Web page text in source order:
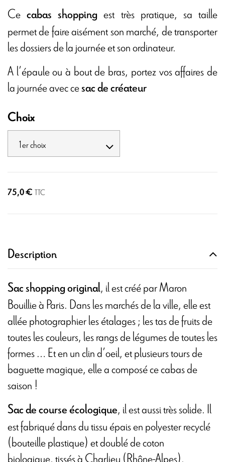
Cecabas shoppingest très pratique, sa taille
permet de faire aisément son marché, de transporter
les dossiers de la journée et son ordinateur.
A l’épaule ou à bout de bras, portez vos affaires de
la journée avec cesac de créateur
Choix
75,0 € TTC
Description
Sac shopping original, il est créé par Maron
Bouillie à Paris. Dans les marchés de la ville, elle est
allée photographier les étalages ; les tas de fruits de
toutes les couleurs, les rangs de légumes de toutes les
formes … Et en un clin d’oeil, et plusieurs tours de
baguette magique, elle a composé ce cabas de
saison !
Sac de course écologique, il est aussi très solide. Il
est fabriqué dans du tissu épais en polyester recyclé
(bouteille plastique) et doublé de coton
biologique, tissés à Charlieu (Rhône-Alpes).